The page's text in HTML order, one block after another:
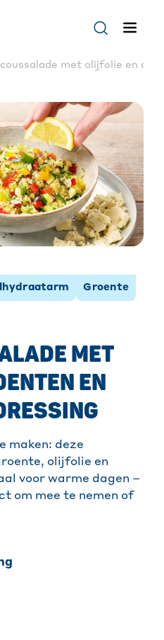
met olijfolie en
Groente
MET
EN
maken: deze
olijfolie en
voor warme dagen –
om mee te nemen of